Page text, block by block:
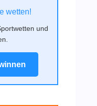
wetten!
und